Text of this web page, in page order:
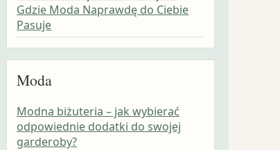
Gdzie Moda Naprawdę do Ciebie
Pasuje
Moda
Modna biżuteria – jak wybierać
odpowiednie dodatki do swojej
garderoby?